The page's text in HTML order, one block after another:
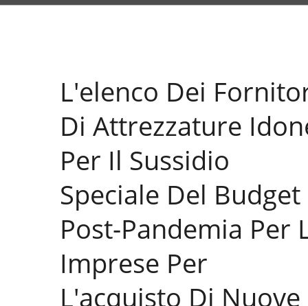
Qualità Alimentare
L'elenco Dei
Di Attrezzature
Per Il Sussidio
Speciale Del Budget
Post-Pandemia Per
Imprese Per
L'acquisto Di Nuove